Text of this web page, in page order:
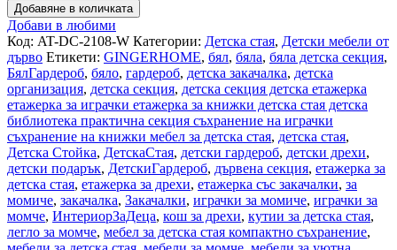
Добавяне в количката
Добави в любими
Код: AT-DC-2108-W Категории: Детска стая, Детски мебели от
дърво Етикети: GINGERHOME, бял, бяла, бяла детска секция,
БялГардероб, бяло, гардероб, детска закачалка, детска
организация, детска секция, детска секция детска етажерка
етажерка за играчки етажерка за книжки детска стая детска
библиотека практична секция съхранение на играчки
съхранение на книжки мебел за детска стая, детска стая,
Детска Стойка, ДетскаСтая, детски гардероб, детски дрехи,
детски подарък, ДетскиГардероб, дървена секция, етажерка за
детска стая, етажерка за дрехи, етажерка със закачалки, за
момиче, закачалка, Закачалки, играчки за момиче, играчки за
момче, ИнтериорЗаДеца, кош за дрехи, кутии за детска стая,
легло за момче, мебел за детска стая компактно съхранение,